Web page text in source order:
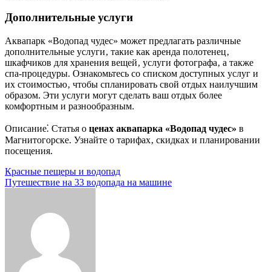
Дополнительные услуги
Аквапарк «Водопад чудес» может предлагать различные
дополнительные услуги‚ такие как аренда полотенец‚
шкафчиков для хранения вещей‚ услуги фотографа‚ а также
спа-процедуры. Ознакомьтесь со списком доступных услуг и
их стоимостью‚ чтобы спланировать свой отдых наилучшим
образом. Эти услуги могут сделать ваш отдых более
комфортным и разнообразным.
Описание⁚ Статья о ценах аквапарка «Водопад чудес» в
Магнитогорске. Узнайте о тарифах‚ скидках и планировании
посещения.
Навигация
по
Красные пещеры и водопад
Путешествие на 33 водопада на машине